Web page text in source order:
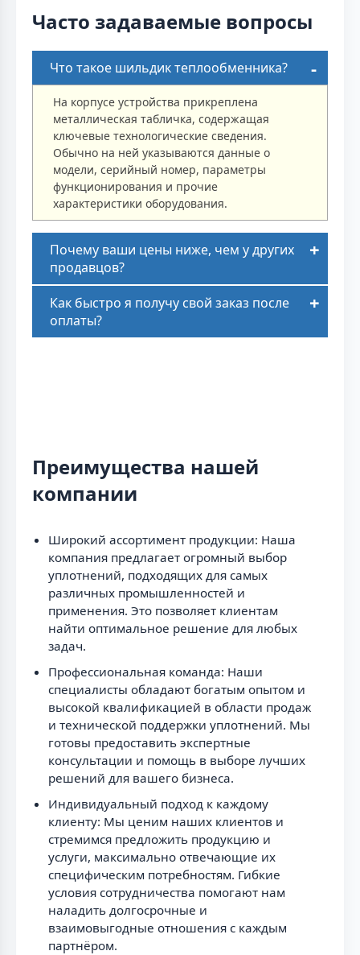
Часто задаваемые вопросы
Что такое шильдик теплообменника?
На корпусе устройства прикреплена
металлическая табличка, содержащая
ключевые технологические сведения.
Обычно на ней указываются данные о
модели, серийный номер, параметры
функционирования и прочие
характеристики оборудования.
Почему ваши цены ниже, чем у других
продавцов?
Как быстро я получу свой заказ после
оплаты?
Преимущества нашей
компании
Широкий ассортимент продукции: Наша
компания предлагает огромный выбор
уплотнений, подходящих для самых
различных промышленностей и
применения. Это позволяет клиентам
найти оптимальное решение для любых
задач.
Профессиональная команда: Наши
специалисты обладают богатым опытом и
высокой квалификацией в области продаж
и технической поддержки уплотнений. Мы
готовы предоставить экспертные
консультации и помощь в выборе лучших
решений для вашего бизнеса.
Индивидуальный подход к каждому
клиенту: Мы ценим наших клиентов и
стремимся предложить продукцию и
услуги, максимально отвечающие их
специфическим потребностям. Гибкие
условия сотрудничества помогают нам
наладить долгосрочные и
взаимовыгодные отношения с каждым
партнёром.